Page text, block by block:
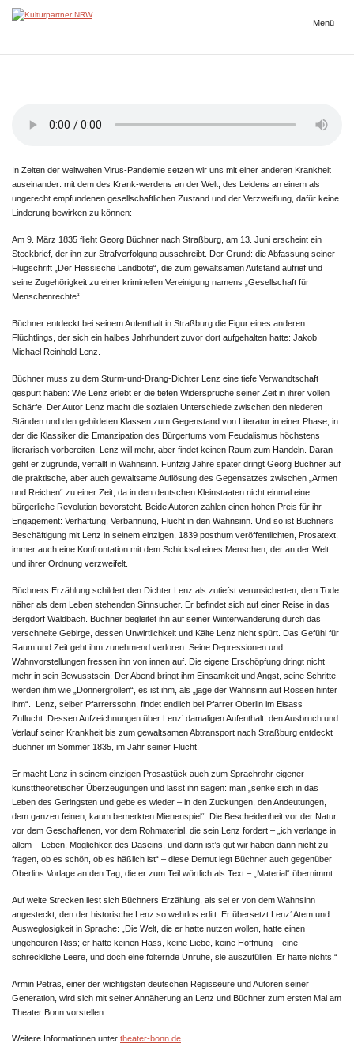
Inhalt
NRW
Menü
In Zeiten der weltweiten Virus-Pandemie setzen wir uns mit einer anderen Krankheit
auseinander: mit dem des Krank-werdens an der Welt, des Leidens an einem als
ungerecht empfundenen gesellschaftlichen Zustand und der Verzweiflung, dafür keine
Linderung bewirken zu können:
Am 9. März 1835 flieht Georg Büchner nach Straßburg, am 13. Juni erscheint ein
Steckbrief, der ihn zur Strafverfolgung ausschreibt. Der Grund: die Abfassung seiner
Flugschrift „Der Hessische Landbote“, die zum gewaltsamen Aufstand aufrief und
seine Zugehörigkeit zu einer kriminellen Vereinigung namens „Gesellschaft für
Menschenrechte“.
Büchner entdeckt bei seinem Aufenthalt in Straßburg die Figur eines anderen
Flüchtlings, der sich ein halbes Jahrhundert zuvor dort aufgehalten hatte: Jakob
Michael Reinhold Lenz.
Büchner muss zu dem Sturm-und-Drang-Dichter Lenz eine tiefe Verwandtschaft
gespürt haben: Wie Lenz erlebt er die tiefen Widersprüche seiner Zeit in ihrer vollen
Schärfe. Der Autor Lenz macht die sozialen Unterschiede zwischen den niederen
Ständen und den gebildeten Klassen zum Gegenstand von Literatur in einer Phase, in
der die Klassiker die Emanzipation des Bürgertums vom Feudalismus höchstens
literarisch vorbereiten. Lenz will mehr, aber findet keinen Raum zum Handeln. Daran
geht er zugrunde, verfällt in Wahnsinn. Fünfzig Jahre später dringt Georg Büchner auf
die praktische, aber auch gewaltsame Auflösung des Gegensatzes zwischen „Armen
und Reichen“ zu einer Zeit, da in den deutschen Kleinstaaten nicht einmal eine
bürgerliche Revolution bevorsteht. Beide Autoren zahlen einen hohen Preis für ihr
Engagement: Verhaftung, Verbannung, Flucht in den Wahnsinn. Und so ist Büchners
Beschäftigung mit Lenz in seinem einzigen, 1839 posthum veröffentlichten, Prosatext,
immer auch eine Konfrontation mit dem Schicksal eines Menschen, der an der Welt
und ihrer Ordnung verzweifelt.
Büchners Erzählung schildert den Dichter Lenz als zutiefst verunsicherten, dem Tode
näher als dem Leben stehenden Sinnsucher. Er befindet sich auf einer Reise in das
Bergdorf Waldbach. Büchner begleitet ihn auf seiner Winterwanderung durch das
verschneite Gebirge, dessen Unwirtlichkeit und Kälte Lenz nicht spürt. Das Gefühl für
Raum und Zeit geht ihm zunehmend verloren. Seine Depressionen und
Wahnvorstellungen fressen ihn von innen auf. Die eigene Erschöpfung dringt nicht
mehr in sein Bewusstsein. Der Abend bringt ihm Einsamkeit und Angst, seine Schritte
werden ihm wie „Donnergrollen“, es ist ihm, als „jage der Wahnsinn auf Rossen hinter
ihm“. Lenz, selber Pfarrerssohn, findet endlich bei Pfarrer Oberlin im Elsass
Zuflucht. Dessen Aufzeichnungen über Lenz’ damaligen Aufenthalt, den Ausbruch und
Verlauf seiner Krankheit bis zum gewaltsamen Abtransport nach Straßburg entdeckt
Büchner im Sommer 1835, im Jahr seiner Flucht.
Er macht Lenz in seinem einzigen Prosastück auch zum Sprachrohr eigener
kunsttheoretischer Überzeugungen und lässt ihn sagen: man „senke sich in das
Leben des Geringsten und gebe es wieder – in den Zuckungen, den Andeutungen,
dem ganzen feinen, kaum bemerkten Mienenspiel“. Die Bescheidenheit vor der Natur,
vor dem Geschaffenen, vor dem Rohmaterial, die sein Lenz fordert – „ich verlange in
allem – Leben, Möglichkeit des Daseins, und dann ist’s gut wir haben dann nicht zu
fragen, ob es schön, ob es häßlich ist“ – diese Demut legt Büchner auch gegenüber
Oberlins Vorlage an den Tag, die er zum Teil wörtlich als Text – „Material“ übernimmt.
Auf weite Strecken liest sich Büchners Erzählung, als sei er von dem Wahnsinn
angesteckt, den der historische Lenz so wehrlos erlitt. Er übersetzt Lenz‘ Atem und
Ausweglosigkeit in Sprache: „Die Welt, die er hatte nutzen wollen, hatte einen
ungeheuren Riss; er hatte keinen Hass, keine Liebe, keine Hoffnung – eine
schreckliche Leere, und doch eine folternde Unruhe, sie auszufüllen. Er hatte nichts.“
Armin Petras, einer der wichtigsten deutschen Regisseure und Autoren seiner
Generation, wird sich mit seiner Annäherung an Lenz und Büchner zum ersten Mal am
Theater Bonn vorstellen.
Weitere Informationen unter theater-bonn.de